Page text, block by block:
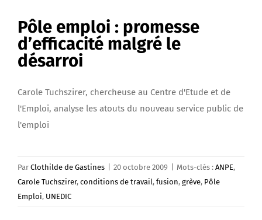
Pôle emploi : promesse
d’efficacité malgré le
désarroi
Carole Tuchszirer, chercheuse au Centre d'Etude et de
l'Emploi, analyse les atouts du nouveau service public de
l'emploi
Par Clothilde de Gastines 20 octobre 2009 Mots-clés : ANPE,
Carole Tuchszirer, conditions de travail, fusion, grève, Pôle
Emploi, UNEDIC